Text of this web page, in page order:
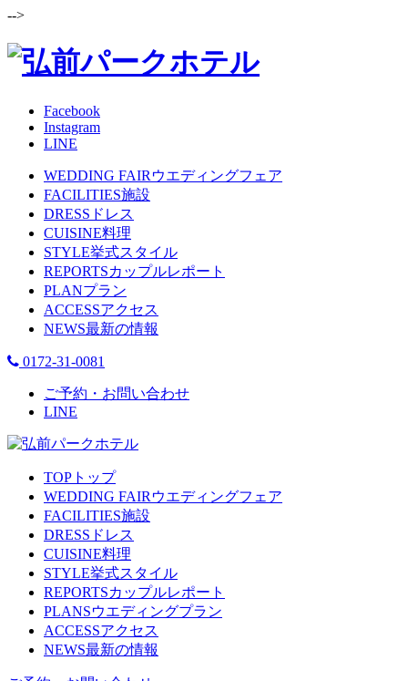
-->
Facebook
Instagram
LINE
WEDDING FAIR ウエディングフェア
FACILITIES施設
DRESS ドレス
CUISINE料理
STYLE挙式スタイル
REPORTSカップルレポート
PLANプラン
ACCESSアクセス
NEWS最新の情報
0172-31-0081
ご予約・お問い合わせ
LINE
TOP トップ
WEDDING FAIR ウエディングフェア
FACILITIES施設
DRESS ドレス
CUISINE料理
STYLE挙式スタイル
REPORTSカップルレポート
PLANSウエディングプラン
ACCESSアクセス
NEWS最新の情報